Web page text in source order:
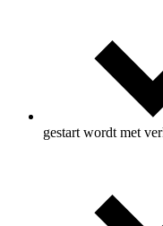
gestart wordt met